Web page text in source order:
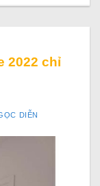
2022 chỉ
DIỄN